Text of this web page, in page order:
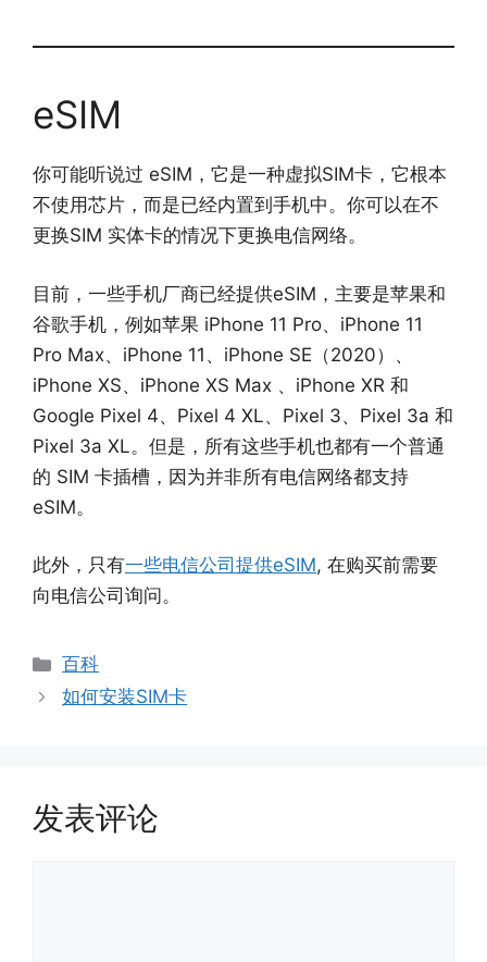
eSIM
你可能听说过 eSIM，它是一种虚拟SIM卡，它根本
不使用芯片，而是已经内置到手机中。你可以在不
更换SIM 实体卡的情况下更换电信网络。
目前，一些手机厂商已经提供eSIM，主要是苹果和
谷歌手机，例如苹果 iPhone 11 Pro、iPhone 11
Pro Max、iPhone 11、iPhone SE（2020）、
iPhone XS、iPhone XS Max 、iPhone XR 和
Google Pixel 4、Pixel 4 XL、Pixel 3、Pixel 3a 和
Pixel 3a XL。但是，所有这些手机也都有一个普通
的 SIM 卡插槽，因为并非所有电信网络都支持
eSIM。
此外，只有一些电信公司提供eSIM, 在购买前需要
向电信公司询问。
分
类
百科
如何安装SIM卡
发表评论